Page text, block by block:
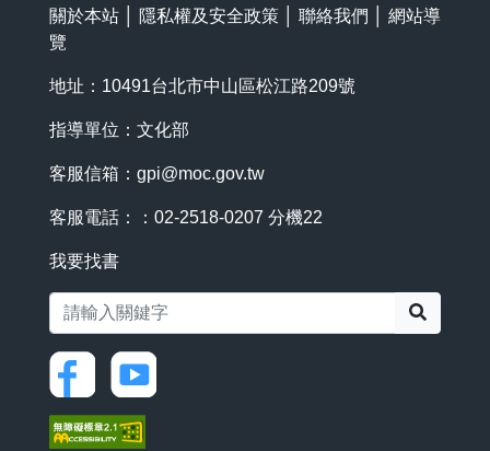
關於本站 隱私權及安全政策 聯絡我們
網站導
覽
地址：10491台北市中山區松江路209號
指導單位：文化部
客服信箱： gpi@moc.gov.tw
客服電話：：02-2518-0207 分機22
我要找書